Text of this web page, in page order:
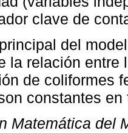
clave de
del
la relación entre
de coliformes
constantes
Matemática del